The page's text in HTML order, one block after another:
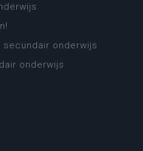
secundair onderwijs
onderwijs